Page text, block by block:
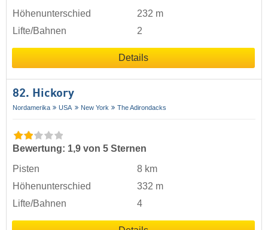
Höhenunterschied
232 m
Lifte/Bahnen
2
Details
82. Hickory
Nordamerika USA New York The Adirondacks
Bewertung: 1,9 von 5 Sternen
Pisten
8 km
Höhenunterschied
332 m
Lifte/Bahnen
4